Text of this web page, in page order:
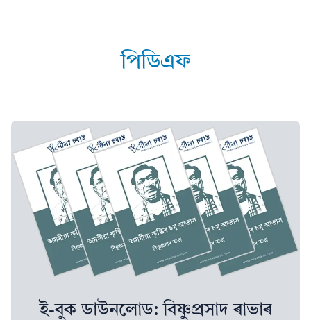
পিডিএফ
ই-বুক ডাউনলোড: বিষ্ণুপ্ৰসাদ ৰাভাৰ